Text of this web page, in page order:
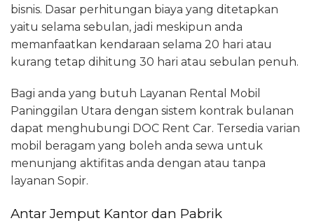
bisnis. Dasar perhitungan biaya yang ditetapkan
yaitu selama sebulan, jadi meskipun anda
memanfaatkan kendaraan selama 20 hari atau
kurang tetap dihitung 30 hari atau sebulan penuh.
Bagi anda yang butuh Layanan Rental Mobil
Paninggilan Utara dengan sistem kontrak bulanan
dapat menghubungi DOC Rent Car. Tersedia varian
mobil beragam yang boleh anda sewa untuk
menunjang aktifitas anda dengan atau tanpa
layanan Sopir.
Antar Jemput Kantor dan Pabrik